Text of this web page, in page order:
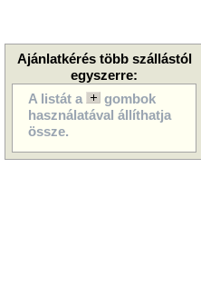
Ajánlatkérés több szállástól
egyszerre:
A listát a
gombok
használatával állíthatja
össze.